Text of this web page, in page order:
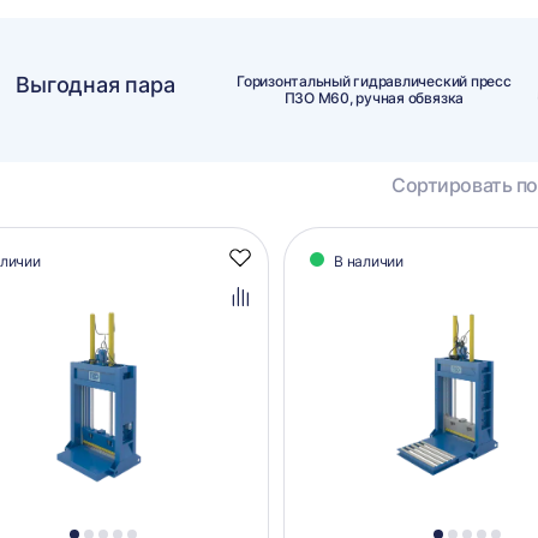
Выгодная пара
Горизонтальный гидравлический пресс
ПЗО М60, ручная обвязка
Сортировать
Добавить
Добавить
В наличии